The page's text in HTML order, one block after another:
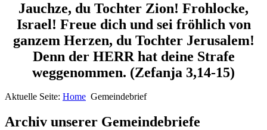
Jauchze, du Tochter Zion! Frohlocke,
Israel! Freue dich und sei fröhlich von
ganzem Herzen, du Tochter Jerusalem!
Denn der HERR hat deine Strafe
weggenommen. (Zefanja 3,14-15)
Aktuelle Seite: Home Gemeindebrief
Archiv unserer Gemeindebriefe